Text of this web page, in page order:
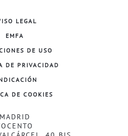
LEGAL
EMFA
DE USO
DE PRIVACIDAD
DE COOKIES
MADRID